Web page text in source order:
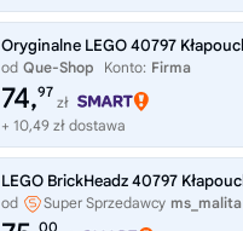
od Que-Shop Konto: Firma
74,97
zł
+ 10,49 zł dostawa
od Super Sprzedawcy ms_malita
00